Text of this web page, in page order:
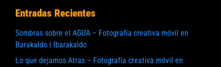
Entradas Recientes
Sombras sobre el AGUA – Fotografía creativa móvil en
Barakaldo | Ibarakaldo
Lo que dejamos Atras – Fotografía creativa móvil en